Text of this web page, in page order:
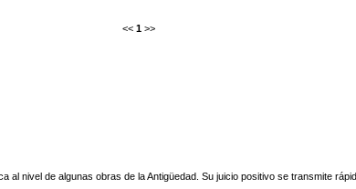
<< 1 >>
al nivel de algunas obras de la Antigüedad. Su juicio positivo se transmite